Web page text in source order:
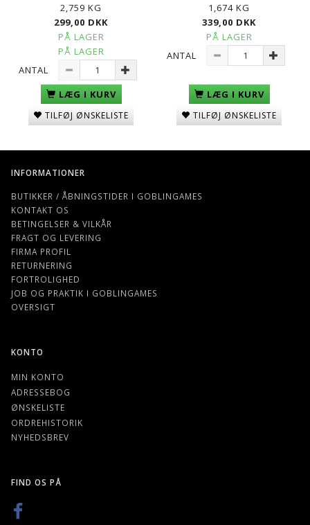
2,759 KG
299,00 DKK
PÅ LAGER
PÅ LAGER
ANTAL
LÆG I KURV
TILFØJ ØNSKELISTE
1,674 KG
339,00 DKK
PÅ LAGER
ANTAL
LÆG I KURV
TILFØJ ØNSKELISTE
INFORMATIONER
BUTIKKER / ÅBNINGSTIDER I GOBLINGAMES
KONTAKT OS
BETINGELSER & VILKÅR
FRAGT OG LEVERING
FIRMA PROFIL
RETURNERING
FORTROLIGHED
JOB OG PRAKTIK I GOBLINGAMES
OVERSIGT
KONTO
MIN KONTO
ADRESSEBOG
ØNSKELISTE
ORDREHISTORIK
NYHEDSBREV
FIND OS PÅ